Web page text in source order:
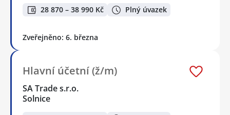
28 870 – 38 990 Kč Plný úvazek
Zveřejněno: 6. března
Hlavní účetní (ž/m)
SA Trade s.r.o.
Solnice